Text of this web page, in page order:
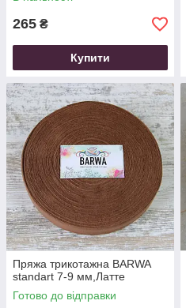
265 ₴
Купити
Пряжа трикотажна ВARWA
standart 7-9 мм,Латте
Готово до відправки